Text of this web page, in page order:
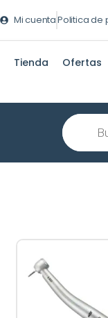
Mi cuentaPolitica de
Tienda Ofertas
de